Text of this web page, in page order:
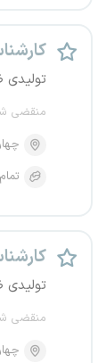
منقضی
منقضی